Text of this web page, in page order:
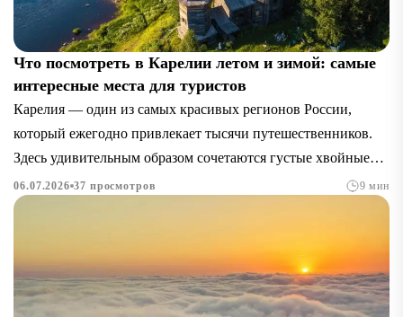
Что посмотреть в Карелии летом и зимой: самые
интересные места для туристов
Карелия — один из самых красивых регионов России,
который ежегодно привлекает тысячи путешественников.
Здесь удивительным образом сочетаются густые хвойные
леса, прозрачные озера, бурные реки, древние...
06.07.2026 37 просмотров 9 мин